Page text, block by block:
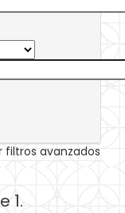
filtros avanzados
1.